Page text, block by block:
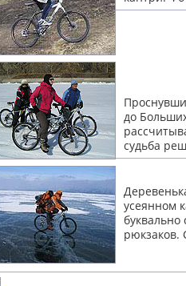
до
судьба
усеянном
рюкзаков.